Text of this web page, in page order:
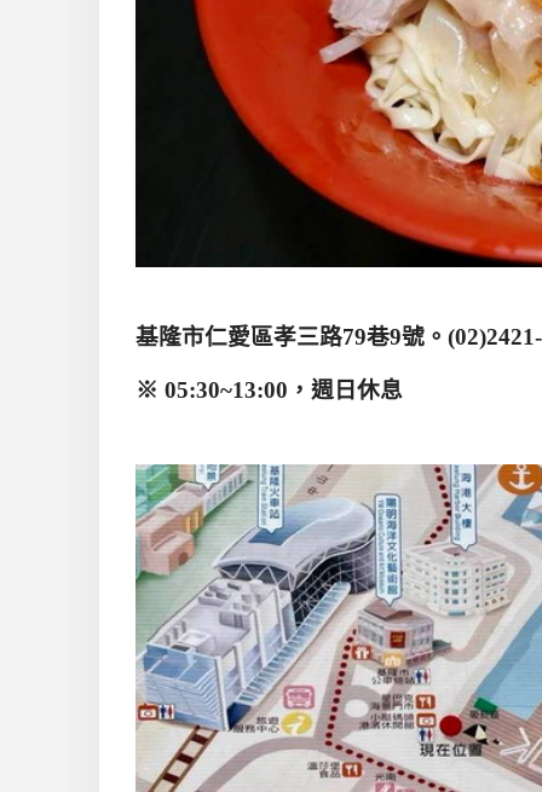
基隆市仁愛區孝三路79巷9號。
※ 05:30~13:00 ，週日休息